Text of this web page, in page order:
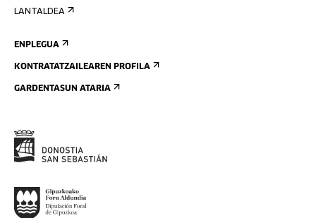
LANTALDEA
ENPLEGUA
KONTRATATZAILEAREN PROFILA
GARDENTASUN ATARIA